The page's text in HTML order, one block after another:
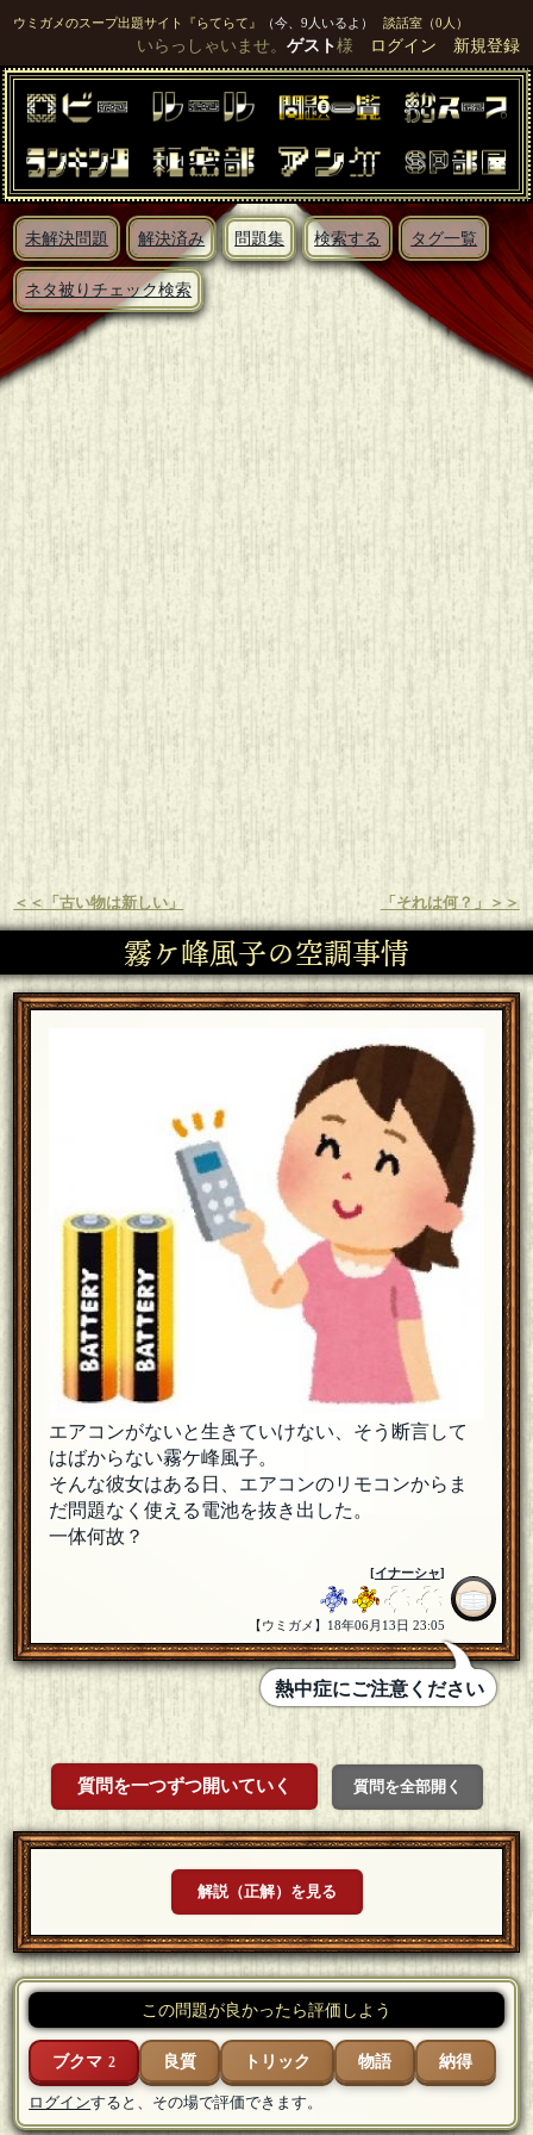
ウミガメのスープ出題サイト『らてらて』 （今、9人いるよ） 談話室（0人）
いらっしゃいませ。 ゲスト様 ログイン 新規登録
未解決問題 解決済み 問題集 検索する タグ一覧
ネタ被りチェック検索
＜＜「古い物は新しい」 「それは何？」＞＞
霧ケ峰風子の空調事情
エアコンがないと生きていけない、そう断言して
はばからない霧ケ峰風子。
そんな彼女はある日、エアコンのリモコンからま
だ問題なく使える電池を抜き出した。
一体何故？
[イナーシャ]
【ウミガメ】18年06月13日 23:05
熱中症にご注意ください
質問を一つずつ開いていく 質問を全部開く
解説（正解）を見る
この問題が良かったら評価しよう
ブクマ 2 良質 トリック 物語 納得
ログインすると、その場で評価できます。